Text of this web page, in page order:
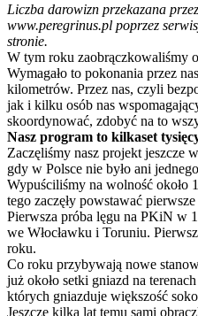
Liczba darowizn przekazana
www.peregrinus.pl poprzez
stronie.
W tym roku zaobrączkowaliśmy
Wymagało to pokonania przez
kilometrów. Przez nas, czyli
jak i kilku osób nas
skoordynować, zdobyć na to
Nasz program to kilkaset
Zaczęliśmy nasz projekt jeszcze
gdy w Polsce nie było ani
Wypuściliśmy na wolność około
tego zaczęły powstawać
Pierwsza próba lęgu na PKiN w
we Włocławku i Toruniu.
roku.
Co roku przybywają nowe
już około setki gniazd na
których gniazduje większość
Jeszcze kilka lat temu sami